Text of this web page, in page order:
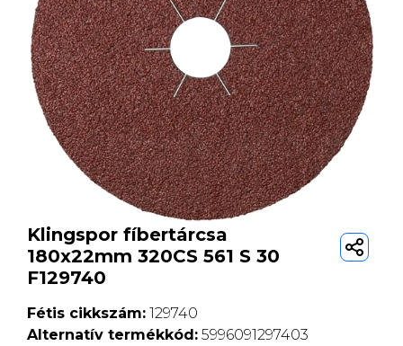
Klingspor fíbertárcsa
180x22mm 320CS 561 S 30
F129740
Fétis cikkszám: 129740
Alternatív termékkód: 5996091297403